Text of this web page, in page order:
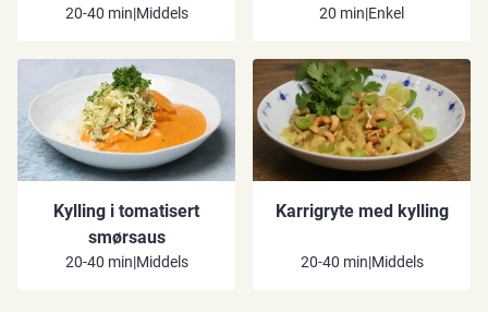
20-40 min|Middels 20 min|Enkel
Kylling i tomatisert
smørsaus
20-40 min|Middels
Karrigryte med kylling
20-40 min|Middels